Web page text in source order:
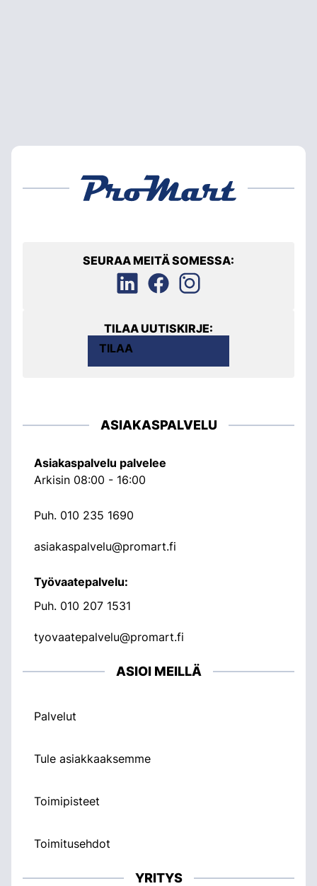
SEURAA MEITÄ SOMESSA:
TILAA UUTISKIRJE:
TILAA
ASIAKASPALVELU
Asiakaspalvelu palvelee
Arkisin 08:00 - 16:00
Puh. 010 235 1690
asiakaspalvelu@promart.fi
Työvaatepalvelu:
Puh. 010 207 1531
tyovaatepalvelu@promart.fi
ASIOI MEILLÄ
Palvelut
Tule asiakkaaksemme
Toimipisteet
Toimitusehdot
YRITYS